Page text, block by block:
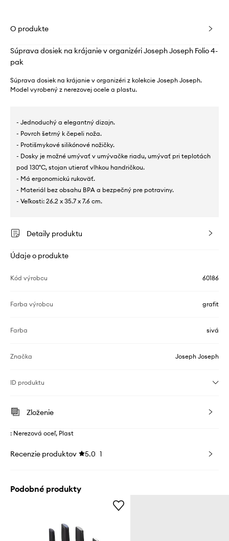
O produkte
Súprava dosiek na krájanie v organizéri Joseph Joseph Folio 4-
pak
Súprava dosiek na krájanie v organizéri z kolekcie Joseph Joseph.
Model vyrobený z nerezovej ocele a plastu.
- Jednoduchý a elegantný dizajn.
- Povrch šetrný k čepeli noža.
- Protišmykové silikónové nožičky.
- Dosky je možné umývať v umývačke riadu, umývať pri teplotách
pod 130°C, stojan utierať vlhkou handričkou.
- Má ergonomickú rukoväť.
- Materiál bez obsahu BPA a bezpečný pre potraviny.
- Veľkosti: 26.2 x 35.7 x 7.6 cm.
Detaily produktu
Údaje o produkte
Kód výrobcu 60186
Farba výrobcu grafit
Farba sivá
Značka Joseph Joseph
ID produktu
Zloženie
: Nerezová oceľ, Plast
Recenzie produktov 5.0 1
Podobné produkty